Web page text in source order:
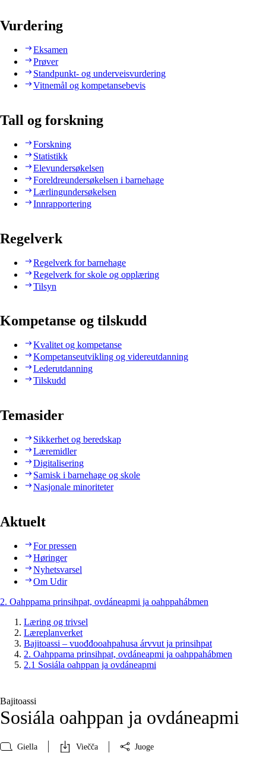
Vurdering
Eksamen
Prøver
Standpunkt- og underveisvurdering
Vitnemål og kompetansebevis
Tall og forskning
Forskning
Statistikk
Elevundersøkelsen
Foreldreundersøkelsen i barnehage
Lærlingundersøkelsen
Innrapportering
Regelverk
Regelverk for barnehage
Regelverk for skole og opplæring
Tilsyn
Kompetanse og tilskudd
Kvalitet og kompetanse
Kompetanseutvikling og videreutdanning
Lederutdanning
Tilskudd
Temasider
Sikkerhet og beredskap
Læremidler
Digitalisering
Samisk i barnehage og skole
Nasjonale minoriteter
Aktuelt
For pressen
Høringer
Nyhetsvarsel
Om Udir
2. Oahppama prinsihpat, ovdáneapmi ja oahppahábmen
Læring og trivsel
Læreplanverket
Bajitoassi – vuođđooahpahusa árvvut ja prinsihpat
2. Oahppama prinsihpat, ovdáneapmi ja oahppahábmen
2.1 Sosiála oahppan ja ovdáneapmi
Bajitoassi
Sosiála oahppan ja ovdáneapmi
Giella Viečča Juoge